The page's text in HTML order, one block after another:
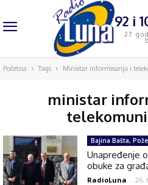
92 i
27
Početna Tags Ministar informisanja i
ministar
Bajina Bašta,
Unapređenje
obuke za
RadioLuna - 26.